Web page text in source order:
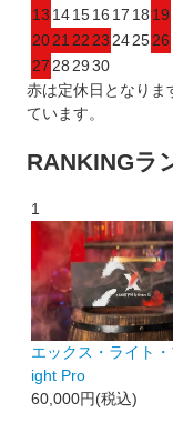
13 141516 17 18 19
2021 22 23 242526
27 28 2930
赤は定休日となり
ています。
RANKINGラ
1
エックス・ライト
ight Pro
60,000円(税込)